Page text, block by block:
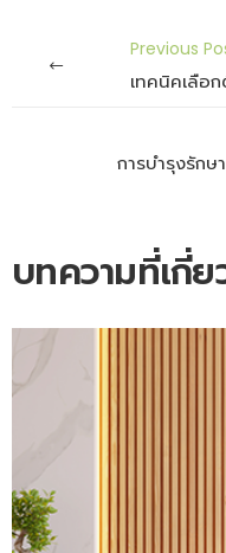
Previous
เทคนิคเลือ
การบำรุงรักษ
บทความที่เกี่